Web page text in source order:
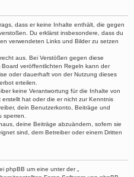
dass er keine Inhalte enthält, die gegen
Du erklärst insbesondere, dass du
verwendeten Links und Bilder zu setzen
aus. Bei Verstößen gegen diese
veröffentlichten Regeln kann der
oder dauerhaft von der Nutzung dieses
erteilen.
keine Verantwortung für die Inhalte von
hat oder die er nicht zur Kenntnis
dein Benutzerkonto, Beiträge und
sperren.
deine Beiträge abzuändern, sofern sie
sind, dem Betreiber oder einem Dritten
phpBB um eine unter der „